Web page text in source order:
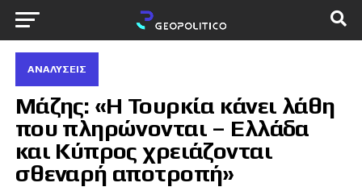
ΑΝΑΛΎΣΕΙΣ
Μάζης: «Η Τουρκία κάνει λάθη
που πληρώνονται – Ελλάδα
και Κύπρος χρειάζονται
σθεναρή αποτροπή»